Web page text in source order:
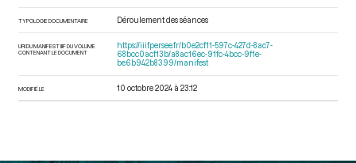
TYPOLOGIE DOCUMENTAIRE Déroulement des séances
URI DU MANIFEST IIIF DU VOLUME
CONTENANT LE DOCUMENT
https://iiif.persee.fr/b0e2cf11-597c-427d-8ac7-
68bcc0acf13b/a8ac16ec-91fc-4bcc-9f1e-
be6b942b8399/manifest
MODIFIÉ LE 10 octobre 2024 à 23:12